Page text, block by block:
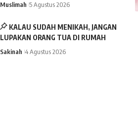
Muslimah 5 Agustus 2026
KALAU SUDAH MENIKAH, JANGAN
LUPAKAN ORANG TUA DI RUMAH
Sakinah 4 Agustus 2026